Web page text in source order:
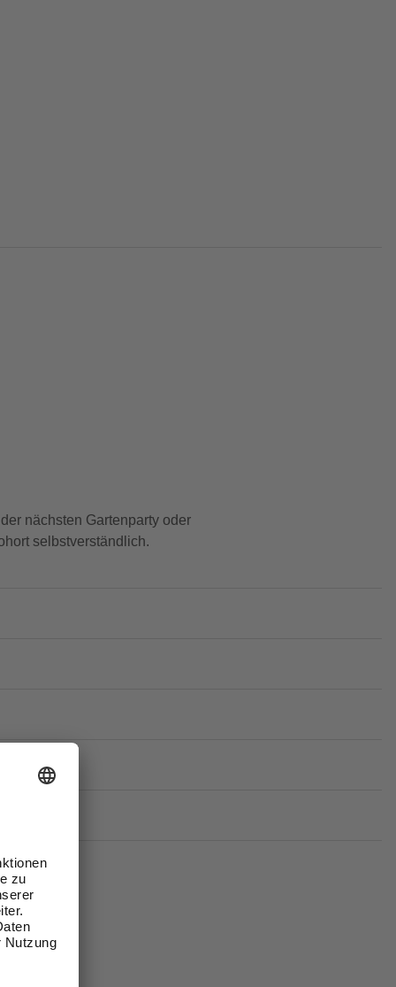
nächsten Gartenparty oder
selbstverständlich.